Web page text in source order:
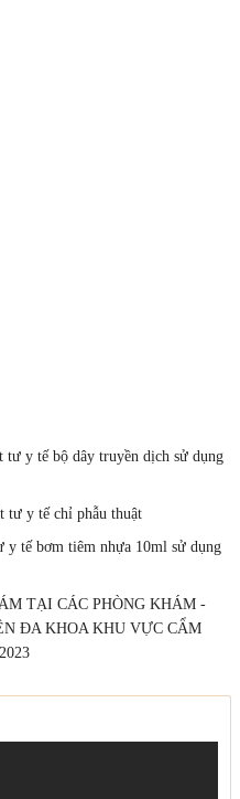
tư y tế bộ dây truyền dịch sử dụng
tư y tế chỉ phẫu thuật
y tế bơm tiêm nhựa 10ml sử dụng
TẠI CÁC PHÒNG KHÁM -
ĐA KHOA KHU VỰC CẨM